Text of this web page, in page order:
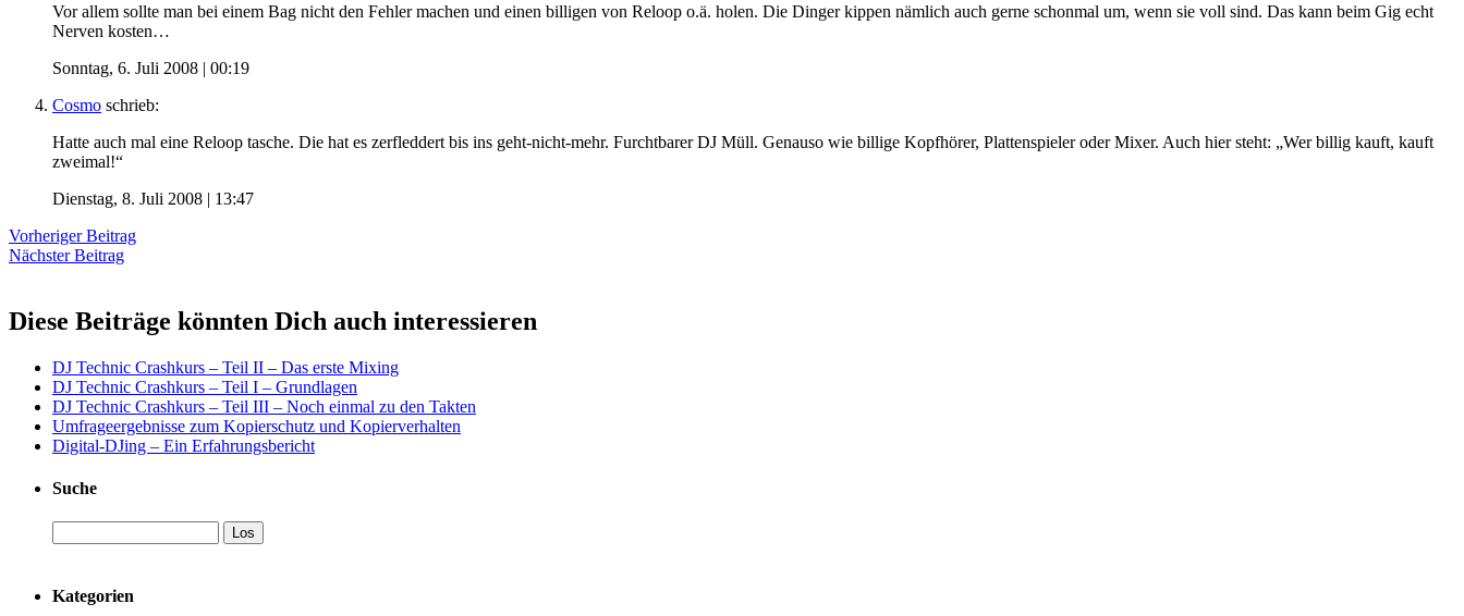
Vor allem sollte man bei einem Bag nicht den Fehler machen und einen billigen von Reloop o.ä. holen. Die Dinger kippen nämlich auch gerne schonmal um, wenn sie voll sind. Das kann beim Gig echt
Nerven kosten…
Sonntag, 6. Juli 2008 | 00:19
Cosmo schrieb:
Hatte auch mal eine Reloop tasche. Die hat es zerfleddert bis ins geht-nicht-mehr. Furchtbarer DJ Müll. Genauso wie billige Kopfhörer, Plattenspieler oder Mixer. Auch hier steht: „Wer billig kauft, kauft
zweimal!“
Dienstag, 8. Juli 2008 | 13:47
Vorheriger Beitrag
Nächster Beitrag
Diese Beiträge könnten Dich auch interessieren
DJ Technic Crashkurs – Teil II – Das erste Mixing
DJ Technic Crashkurs – Teil I – Grundlagen
DJ Technic Crashkurs – Teil III – Noch einmal zu den Takten
Umfrageergebnisse zum Kopierschutz und Kopierverhalten
Digital-DJing – Ein Erfahrungsbericht
Suche
Kategorien